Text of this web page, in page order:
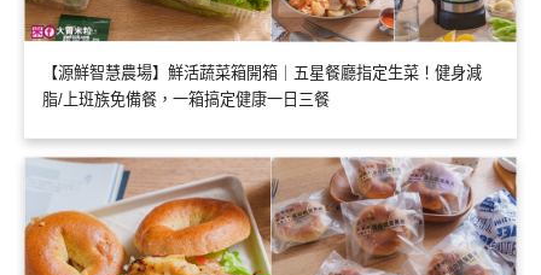
【源鮮智慧農場】鮮活蔬菜箱開箱｜五星餐廳指定生菜！健身減
脂/上班族免備餐，一箱搞定健康一日三餐